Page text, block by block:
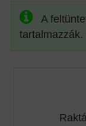
A
tartalmazzák.